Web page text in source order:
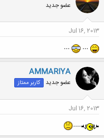
عضو جدید
Jul 16, 2013
...
...
AMMARIYA
عضو جدید کاربر ممتاز
Jul 16, 2013
....